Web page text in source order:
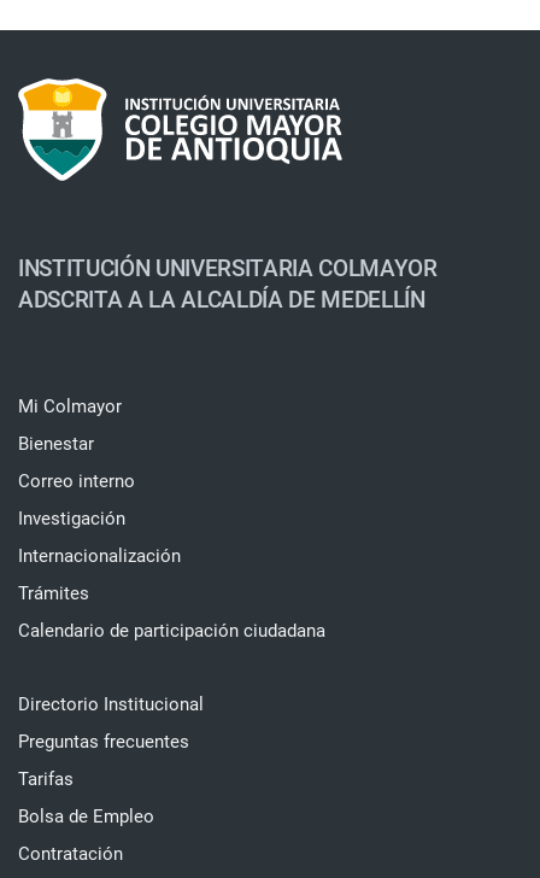
INSTITUCIÓN UNIVERSITARIA COLMAYOR
ADSCRITA A LA ALCALDÍA DE MEDELLÍN
Mi Colmayor
Bienestar
Correo interno
Investigación
Internacionalización
Trámites
Calendario de participación ciudadana
Directorio Institucional
Preguntas frecuentes
Tarifas
Bolsa de Empleo
Contratación